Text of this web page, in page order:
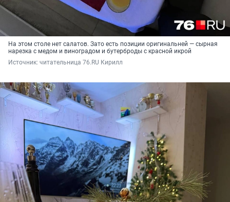
На этом столе нет салатов. Зато есть позиции оригинальней — сырная
нарезка с медом и виноградом и бутерброды с красной икрой
Источник: читательница 76.RU Кирилл